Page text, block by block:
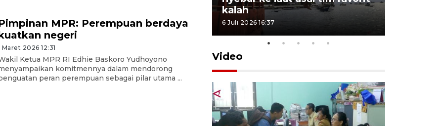
MPR: Perempuan berdaya
negeri
Maret 2026 12:31
Ketua MPR RI Edhie Baskoro Yudhoyono
komitmennya dalam mendorong
peran perempuan sebagai pilar utama ...
5 Mei 2026 05:32
kalah
6 Juli 2026 16:37
Video